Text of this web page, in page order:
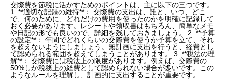
交際費を節税に活かすためのポイントは、主に以下の三つです。
1. **適切な記録の維持**： 交際費の支出は、誰と、いつ、どこ
で、何のために、どれだけの費用を使ったのかを明確に記録して
おく必要があります。レシートや領収書はもちろん、簡単なメモ
や日記の形でも良いので、詳細を残しておきましょう。 2. **予算
の設定**： 年間でどれくらいの交際費を使うか予算を立て、それ
を超えないようにしましょう。無計画に支出を行うと、経費とし
て認められる範囲を超えてしまうことがあります。 3. **税法の理
解**： 交際費には税法上の限度があります。例えば、交際費の
50%しか税務上の経費として認められない場合が多いです。この
ようなルールを理解し、計画的に支出することが重要です。